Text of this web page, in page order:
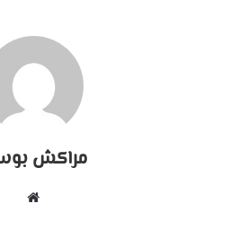
مراكش